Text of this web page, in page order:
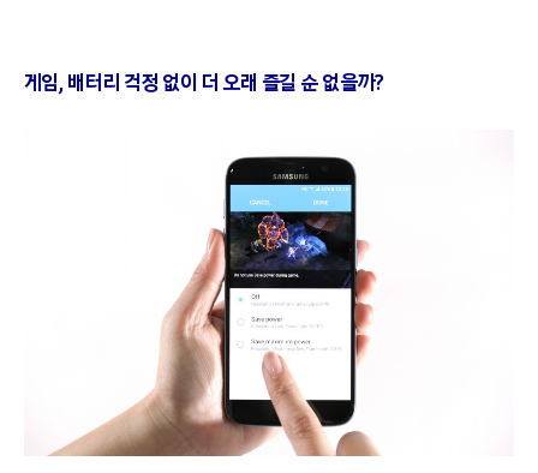
게임, 배터리 걱정 없이 더 오래 즐길 순 없을까?